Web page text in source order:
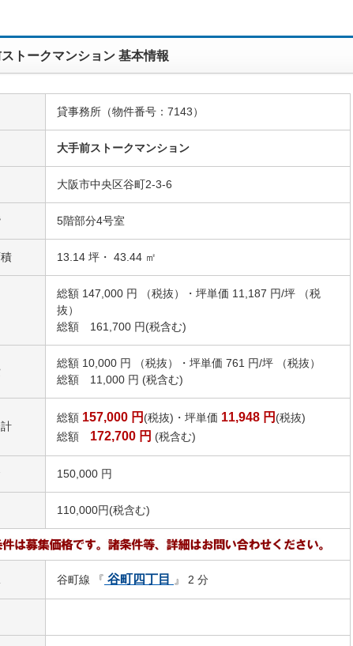
トークマンション 基本情報
貸事務所（物件番号：7143）
大手前ストークマンション
大阪市中央区谷町2-3-6
5階部分4号室
13.14 坪・ 43.44 ㎡
総額 147,000 円 （税抜）・坪単価 11,187 円/坪 （税
抜）
総額 161,700 円(税含む)
総額 10,000 円 （税抜）・坪単価 761 円/坪 （税抜）
総額 11,000 円 (税含む)
総額 157,000 円 (税抜)・坪単価 11,948 円 (税抜)
総額 172,700 円 (税含む)
150,000 円
110,000円(税含む)
谷町線 『 谷町四丁目 』 2 分